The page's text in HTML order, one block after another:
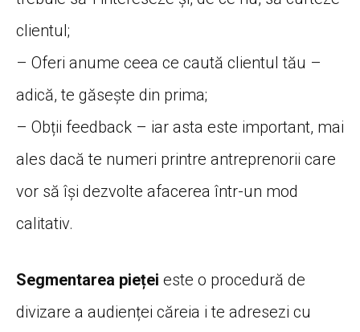
clientul;
– Oferi anume ceea ce caută clientul tău –
adică, te găsește din prima;
– Obții feedback – iar asta este important, mai
ales dacă te numeri printre antreprenorii care
vor să își dezvolte afacerea într-un mod
calitativ.
Segmentarea pieței este o procedură de
divizare a audienței căreia i te adresezi cu